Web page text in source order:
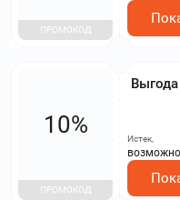
ПРОМОКОД
10%
ПРОМОКОД
Истек,